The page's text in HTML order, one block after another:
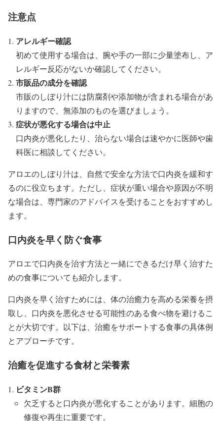
注意点
アレルギー確認
初めて使用する場合は、腕や手の一部に少量塗布し、ア
レルギー反応がないか確認してください。
市販品の成分を確認
市販のしぼり汁には防腐剤や添加物が含まれる場合があ
りますので、無添加のものを選びましょう。
症状が悪化する場合は中止
口内炎が悪化したり、治らない場合は速やかに医師や歯
科医に相談してください。
アロエのしぼり汁は、自然で安全な方法で口内炎を緩和す
るのに役立ちます。ただし、症状が重い場合や原因が不明
な場合は、専門家のアドバイスを受けることをおすすめし
ます。
口内炎を早く防ぐ食事
アロエで口内炎を治す方法と一緒にできるだけ早く治すた
めの食事についても紹介します。
口内炎を早く治すためには、体の治癒力を高める栄養を摂
取し、口内炎を悪化させる可能性のある食べ物を避けるこ
とが大切です。以下は、治癒をサポートする食事の具体例
とアプローチです。
治癒を促進する食材と栄養素
ビタミンB群
欠乏すると口内炎が悪化することがあります。細胞の
修復や再生に重要です。